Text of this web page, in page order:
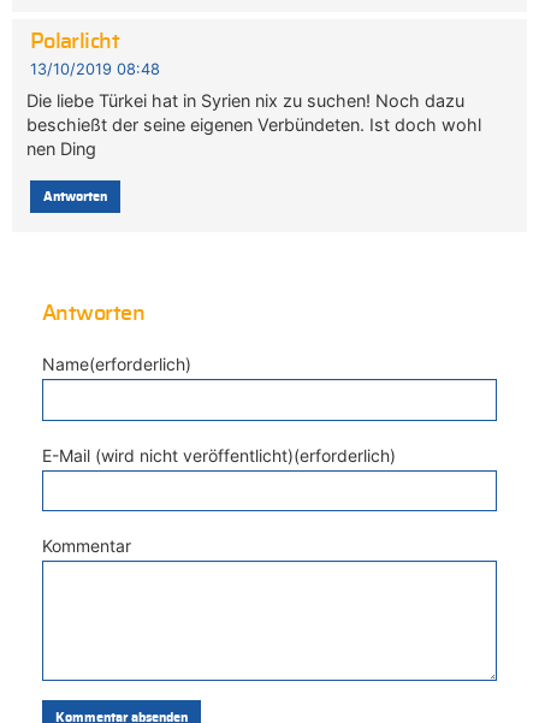
Polarlicht
13/10/2019 08:48
Die liebe Türkei hat in Syrien nix zu suchen! Noch dazu
beschießt der seine eigenen Verbündeten. Ist doch wohl
nen Ding
Antworten
Antworten
Name(erforderlich)
E-Mail (wird nicht veröffentlicht)(erforderlich)
Kommentar